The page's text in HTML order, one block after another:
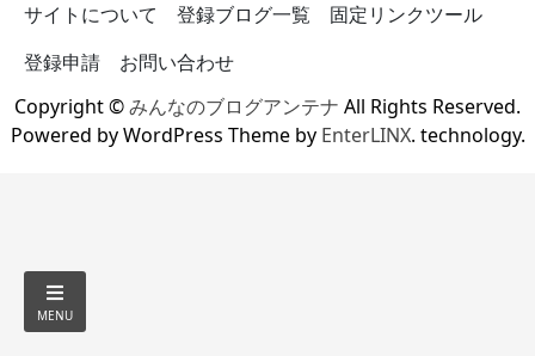
サイトについて 登録ブログ一覧
固定リンクツール
登録申請
お問い合わせ
Copyright ©みんなのブログアンテナ All Rights Reserved.
Powered by WordPress Theme by EnterLINX. technology.
MENU